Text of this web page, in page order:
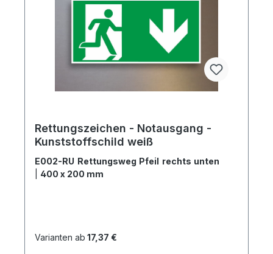
Rettungszeichen - Notausgang -
Kunststoffschild weiß
E002-RU Rettungsweg Pfeil rechts unten
400 x 200 mm
Varianten ab 17,37 €